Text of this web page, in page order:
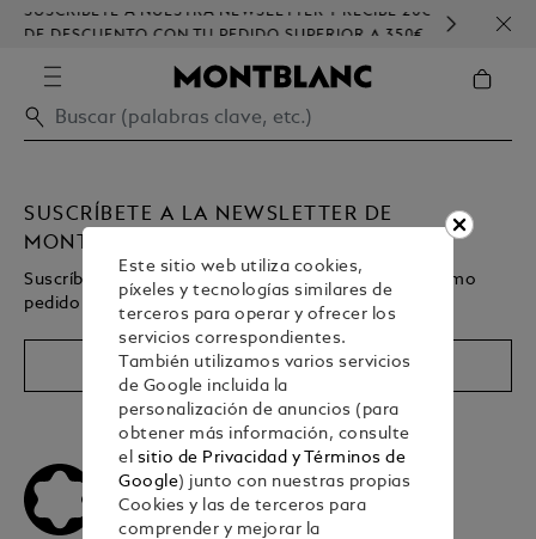
SUSCRÍBETE A NUESTRA NEWSLETTER Y RECIBE 20€
DE DESCUENTO CON TU PEDIDO SUPERIOR A 350€
SUSCRÍBETE A LA NEWSLETTER DE
MONTBLANC
Suscríbete y consigue 20€ de descuento en su próximo
pedido de 350€ o más
Registrarse
Este sitio web utiliza cookies,
píxeles y tecnologías similares de
terceros para operar y ofrecer los
servicios correspondientes.
También utilizamos varios servicios
de Google incluida la
personalización de anuncios (para
obtener más información, consulte
el sitio de Privacidad y Términos de
Google) junto con nuestras propias
Cookies y las de terceros para
comprender y mejorar la